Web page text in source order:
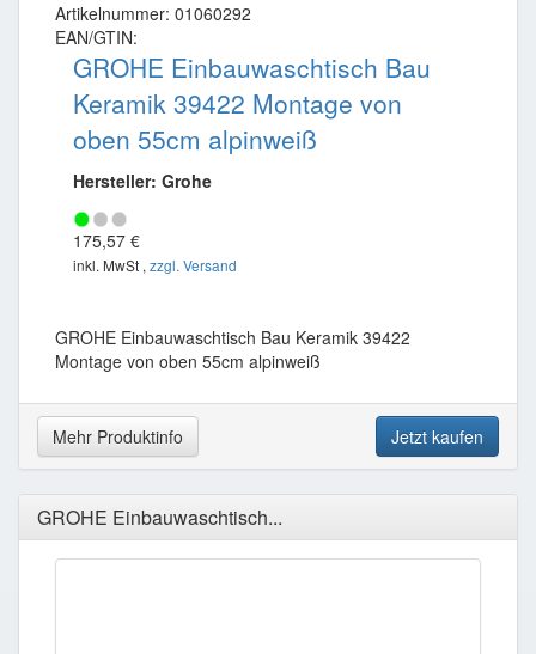
Artikelnummer: 01060292
EAN/GTIN:
GROHE Einbauwaschtisch Bau
Keramik 39422 Montage von
oben 55cm alpinweiß
Hersteller: Grohe
175,57 €
inkl. MwSt , zzgl. Versand
GROHE Einbauwaschtisch Bau Keramik 39422
Montage von oben 55cm alpinweiß
Mehr Produktinfo Jetzt kaufen
GROHE Einbauwaschtisch...